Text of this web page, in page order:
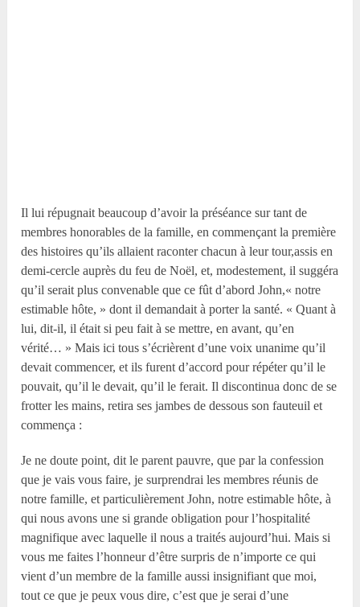
Il lui répugnait beaucoup d’avoir la préséance sur tant de
membres honorables de la famille, en commençant la première
des histoires qu’ils allaient raconter chacun à leur tour,assis en
demi-cercle auprès du feu de Noël, et, modestement, il suggéra
qu’il serait plus convenable que ce fût d’abord John,« notre
estimable hôte, » dont il demandait à porter la santé. « Quant à
lui, dit-il, il était si peu fait à se mettre, en avant, qu’en
vérité… » Mais ici tous s’écrièrent d’une voix unanime qu’il
devait commencer, et ils furent d’accord pour répéter qu’il le
pouvait, qu’il le devait, qu’il le ferait. Il discontinua donc de se
frotter les mains, retira ses jambes de dessous son fauteuil et
commença :
Je ne doute point, dit le parent pauvre, que par la confession
que je vais vous faire, je surprendrai les membres réunis de
notre famille, et particulièrement John, notre estimable hôte, à
qui nous avons une si grande obligation pour l’hospitalité
magnifique avec laquelle il nous a traités aujourd’hui. Mais si
vous me faites l’honneur d’être surpris de n’importe ce qui
vient d’un membre de la famille aussi insignifiant que moi,
tout ce que je peux vous dire, c’est que je serai d’une